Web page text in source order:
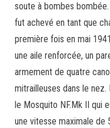
soute à bombes
fut achevé en tant que
première fois en mai
une aile renforcée, un
armement de quatre
mitrailleuses dans le
le Mosquito NF.Mk II qui
une vitesse maximale de